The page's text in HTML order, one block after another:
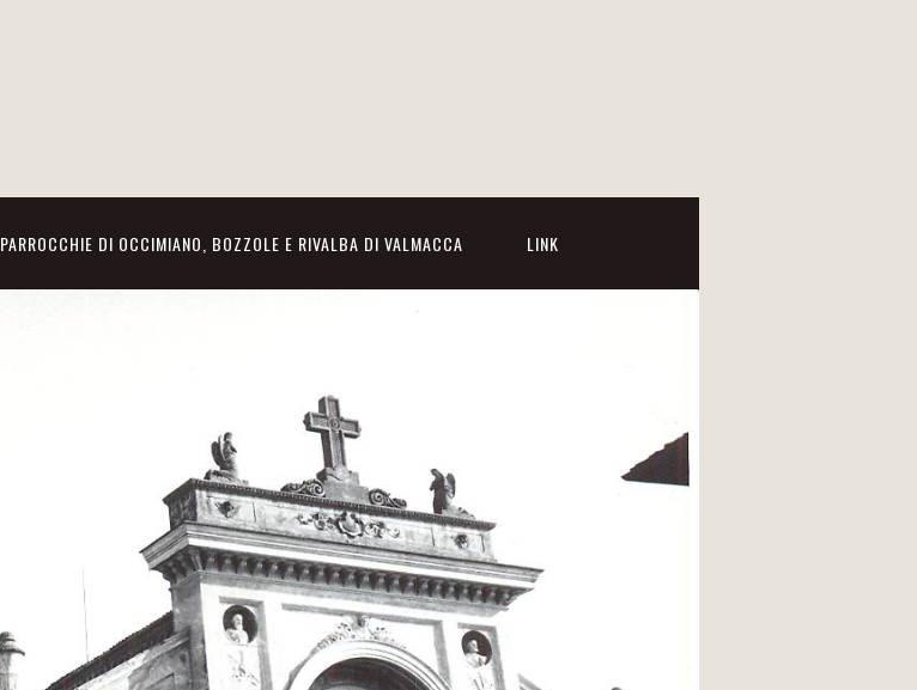
PARROCCHIE DI OCCIMIANO, BOZZOLE E RIVALBA DI VALMACCA LINK